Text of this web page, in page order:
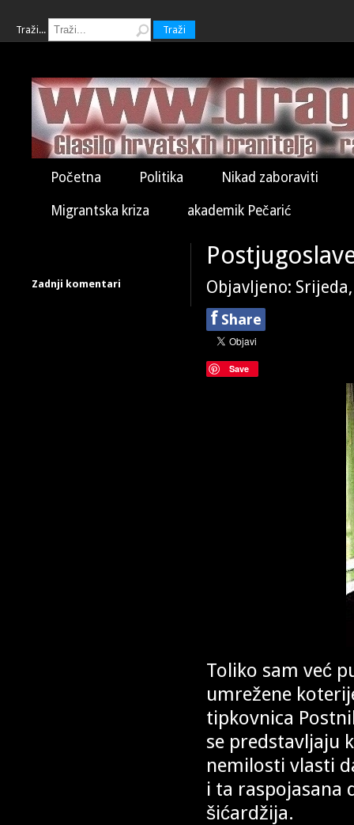
Traži... Traži
Početna Politika Nikad zaboraviti
Migrantska kriza akademik Pečarić
Zadnji komentari Objavljeno:
f Share
Save
Toliko sam već
umrežene
tipkovnica
se predstavljaju
nemilosti vlasti
i ta raspojasana
šićardžija.